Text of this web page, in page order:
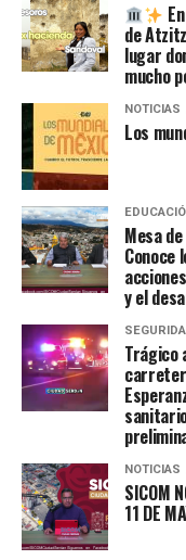
de
lugar
mucho
NOTICIAS
Los
Mesa
Conoce
y el
Trágico
NOTICIAS
SICOM
11 DE